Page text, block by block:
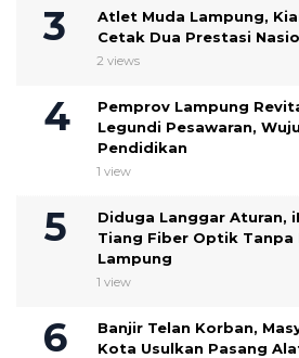
Atlet Muda Lampung,
Cetak Dua Prestasi
2 views
Pemprov Lampung
Legundi Pesawaran,
Pendidikan
1 view
Diduga Langgar Aturan,
Tiang Fiber Optik Tanpa
Lampung
1 view
Banjir Telan Korban,
Kota Usulkan Pasang